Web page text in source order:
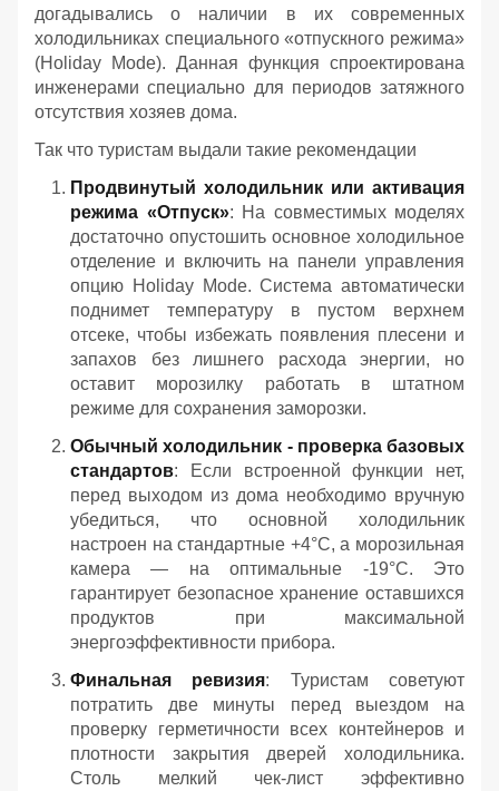
догадывались о наличии в их современных
холодильниках специального «отпускного режима»
(Holiday Mode). Данная функция спроектирована
инженерами специально для периодов затяжного
отсутствия хозяев дома.
Так что туристам выдали такие рекомендации
Продвинутый холодильник или активация
режима «Отпуск»: На совместимых моделях
достаточно опустошить основное холодильное
отделение и включить на панели управления
опцию Holiday Mode. Система автоматически
поднимет температуру в пустом верхнем
отсеке, чтобы избежать появления плесени и
запахов без лишнего расхода энергии, но
оставит морозилку работать в штатном
режиме для сохранения заморозки.
Обычный холодильник - проверка базовых
стандартов: Если встроенной функции нет,
перед выходом из дома необходимо вручную
убедиться, что основной холодильник
настроен на стандартные +4°C, а морозильная
камера — на оптимальные -19°C. Это
гарантирует безопасное хранение оставшихся
продуктов при максимальной
энергоэффективности прибора.
Финальная ревизия: Туристам советуют
потратить две минуты перед выездом на
проверку герметичности всех контейнеров и
плотности закрытия дверей холодильника.
Столь мелкий чек-лист эффективно